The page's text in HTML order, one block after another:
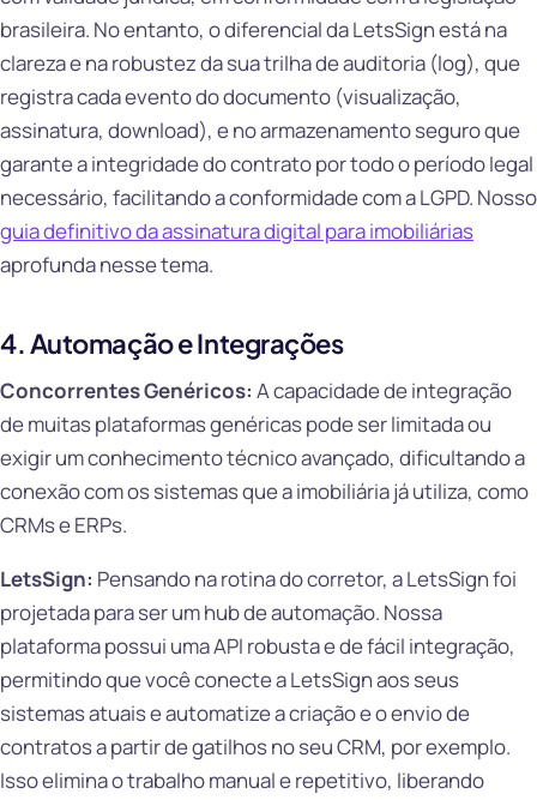
brasileira. No entanto, o diferencial da LetsSign está na
clareza e na robustez da sua trilha de auditoria (log), que
registra cada evento do documento (visualização,
assinatura, download), e no armazenamento seguro que
garante a integridade do contrato por todo o período legal
necessário, facilitando a conformidade com a LGPD. Nosso
guia definitivo da assinatura digital para imobiliárias
aprofunda nesse tema.
4. Automação e Integrações
Concorrentes Genéricos: A capacidade de integração
de muitas plataformas genéricas pode ser limitada ou
exigir um conhecimento técnico avançado, dificultando a
conexão com os sistemas que a imobiliária já utiliza, como
CRMs e ERPs.
LetsSign: Pensando na rotina do corretor, a LetsSign foi
projetada para ser um hub de automação. Nossa
plataforma possui uma API robusta e de fácil integração,
permitindo que você conecte a LetsSign aos seus
sistemas atuais e automatize a criação e o envio de
contratos a partir de gatilhos no seu CRM, por exemplo.
Isso elimina o trabalho manual e repetitivo, liberando